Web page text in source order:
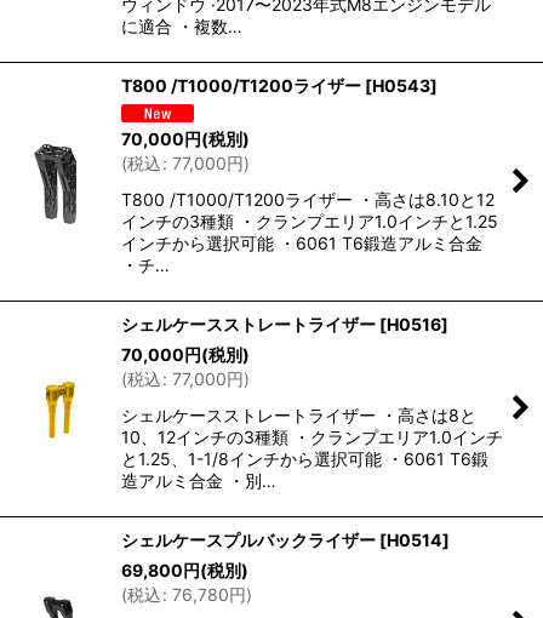
ウィンドウ ·2017〜2023年式M8エンジンモデル
に適合 ・複数…
T800 /T1000/T1200ライザー [H0543]
70,000円(税別)
(税込: 77,000円)
T800 /T1000/T1200ライザー ・高さは8.10と12
インチの3種類 ・クランプエリア1.0インチと1.25
インチから選択可能 ・6061 T6鍛造アルミ合金
・チ…
シェルケースストレートライザー [H0516]
70,000円(税別)
(税込: 77,000円)
シェルケースストレートライザー ・高さは8と
10、12インチの3種類 ・クランプエリア1.0インチ
と1.25、1-1/8インチから選択可能 ・6061 T6鍛
造アルミ合金 ・別…
シェルケースプルバックライザー [H0514]
69,800円(税別)
(税込: 76,780円)